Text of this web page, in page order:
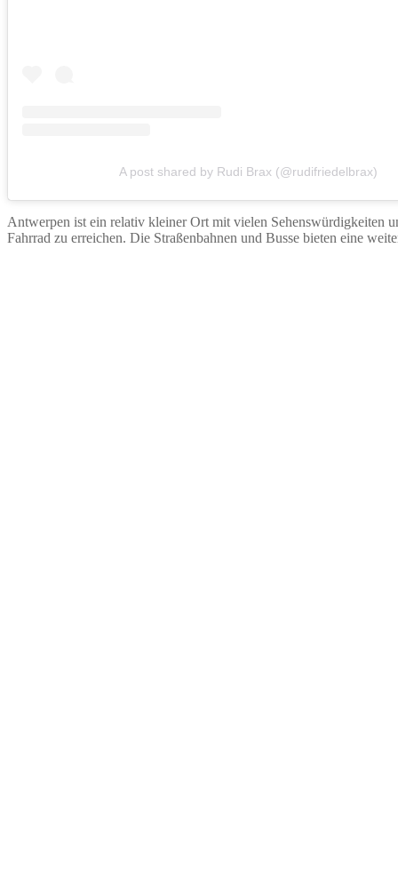
A post shared by Rudi Brax (@rudifriedelbrax)
Antwerpen ist ein relativ kleiner Ort mit vielen Sehenswürdigkeiten
Fahrrad zu erreichen. Die Straßenbahnen und Busse bieten eine